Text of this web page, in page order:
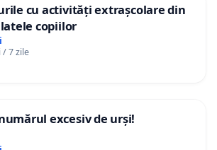
cu activități extrașcolare din
copiilor
/ 7 zile
excesiv de urși!